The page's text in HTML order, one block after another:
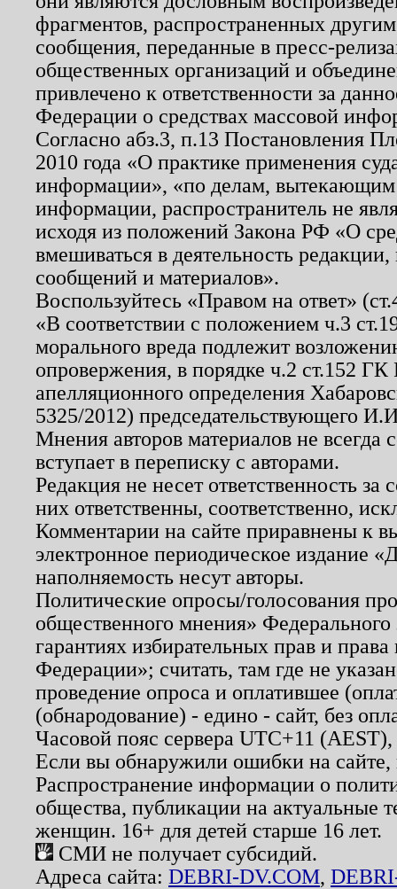
фрагментов, распространенных
сообщения, переданные в пресс-
общественных организаций и
привлечено к ответственности за
Федерации о средствах массовой
Согласно абз.3, п.13 Постановления
2010 года «О практике применения
информации», «по делам, вытекающим
информации, распространитель не
исходя из положений Закона РФ «О
вмешиваться в деятельность
сообщений и материалов».
Воспользуйтесь «Правом на ответ»
«В соответствии с положением ч.3
морального вреда подлежит
опровержения, в порядке ч.2 ст.152
апелляционного определения
5325/2012) председательствующего
Мнения авторов материалов не
вступает в переписку с авторами.
Редакция не несет ответственность
них ответственны, соответственно,
Комментарии на сайте приравнены к
электронное периодическое издание
наполняемость несут авторы.
Политические опросы/голосования
общественного мнения»
гарантиях избирательных прав и
Федерации»; считать, там где не
проведение опроса и оплатившее
(обнародование) - едино - сайт, без
Часовой пояс сервера UTC+11
Если вы обнаружили ошибки на
Распространение информации о
общества, публикации на актуальные
женщин. 16+ для детей старше 16 лет.
СМИ не получает субсидий.
Адреса сайта: DEBRI-DV.COM,